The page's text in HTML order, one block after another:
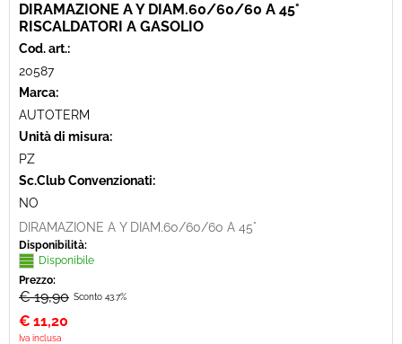
DIRAMAZIONE A Y DIAM.60/60/60 A 45°
RISCALDATORI A GASOLIO
Cod. art.:
20587
Marca:
AUTOTERM
Unità di misura:
PZ
Sc.Club Convenzionati:
NO
DIRAMAZIONE A Y DIAM.60/60/60 A 45°
Disponibilità:
Disponibile
Prezzo:
€ 19,90 Sconto 43.7%
€ 11,20
Iva inclusa